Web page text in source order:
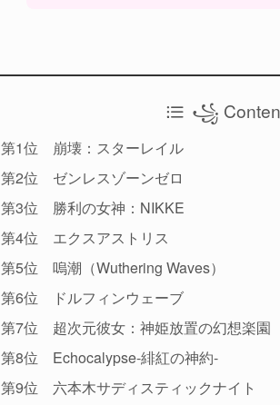
꧁
第1位 崩壊：スターレイル
第2位 ゼンレスゾーンゼロ
第3位 勝利の女神：NIKKE
第4位 エクスアストリス
第5位 嗚潮（Wuthering Waves）
第6位 ドルフィンウェーブ
第7位 超次元彼女：神姫放置の幻想楽園
第8位 Echocalypse-緋紅の神約-
第9位 六本木サディスティックナイト